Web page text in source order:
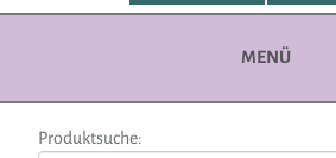
MENÜ
Produktsuche: